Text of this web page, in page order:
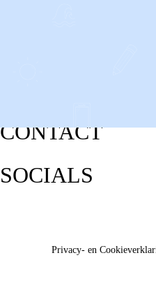
CONTACT
SOCIALS
Privacy- en